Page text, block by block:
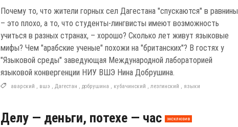
Почему то, что жители горных сел Дагестана "спускаются" в равнины
– это плохо, а то, что студенты-лингвисты имеют возможность
учиться в разных странах, – хорошо? Сколько лет живут языковые
мифы? Чем "арабские ученые" похожи на "британских"? В гостях у
"Языковой среды" заведующая Международной лабораторией
языковой конвергенции НИУ ВШЭ Нина Добрушина.
аварский , вшэ ,Дагестан ,добрушина , кубачинский ,лезгинский , языки
Делу — деньги, потехе — час эксклюзив